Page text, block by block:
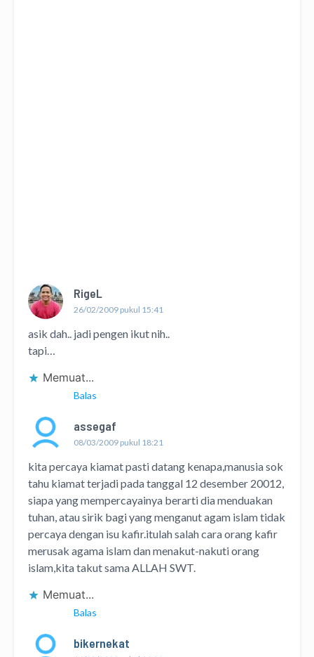
RigeL
26/02/2009 pukul 15:41
asik dah.. jadi pengen ikut nih..
tapi…
Memuat...
Balas
assegaf
08/03/2009 pukul 18:21
kita percaya kiamat pasti datang kenapa,manusia sok
tahu kiamat terjadi pada tanggal 12 desember 20012,
siapa yang mempercayainya berarti dia menduakan
tuhan, atau sirik bagi yang menganut agam islam tidak
percaya dengan isu kafir.itulah salah cara orang kafir
merusak agama islam dan menakut-nakuti orang
islam,kita takut sama ALLAH SWT.
Memuat...
Balas
bikernekat